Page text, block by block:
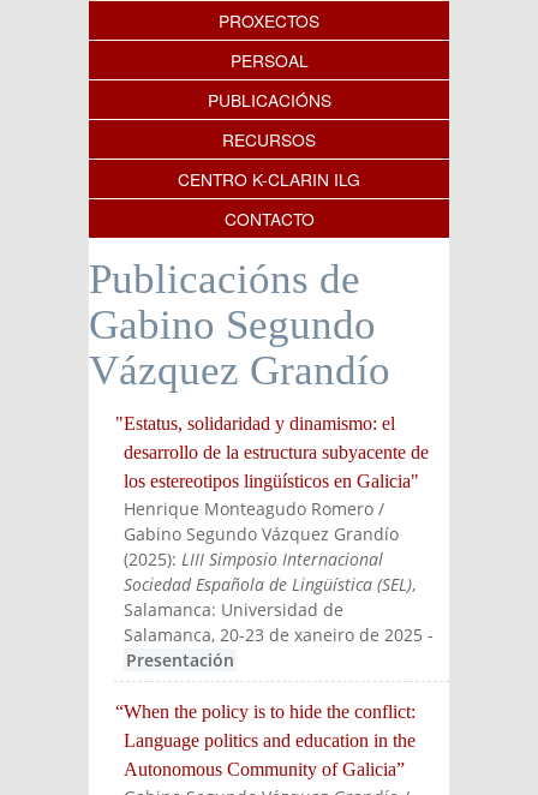
PROXECTOS
PERSOAL
PUBLICACIÓNS
RECURSOS
CENTRO K-CLARIN ILG
CONTACTO
Publicacións de
Gabino Segundo
Vázquez Grandío
"Estatus, solidaridad y dinamismo: el
desarrollo de la estructura subyacente de
los estereotipos lingüísticos en Galicia"
Henrique Monteagudo Romero /
Gabino Segundo Vázquez Grandío
(2025): LIII Simposio Internacional
Sociedad Española de Lingüística (SEL),
Salamanca: Universidad de
Salamanca, 20-23 de xaneiro de 2025 -
Presentación
“When the policy is to hide the conflict:
Language politics and education in the
Autonomous Community of Galicia”